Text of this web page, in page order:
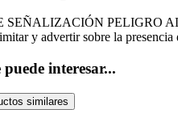
PELIGRO
y advertir sobre la
interesar...
similares